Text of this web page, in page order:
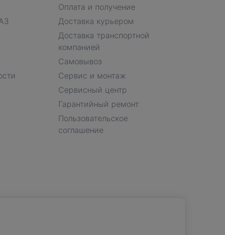
Оплата и получение
Доставка курьером
Доставка транспортной
компанией
Самовывоз
Сервис и монтаж
Сервисный центр
Гарантийный ремонт
Пользовательское
соглашение